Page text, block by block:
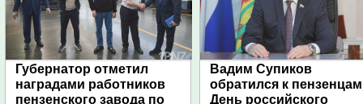
Губернатор отметил
наградами работников
пензенского завода по
Вадим Супиков
обратился к
День российского